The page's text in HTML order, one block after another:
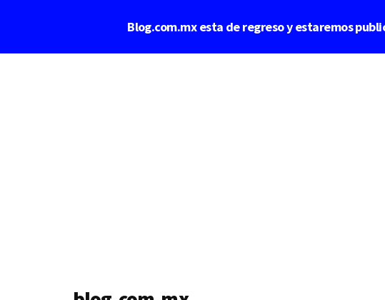
Blog.com.mx esta de regreso y estaremos